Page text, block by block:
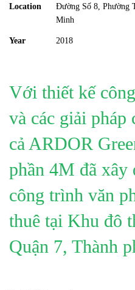
Location
Đường Số 8, Phường
Minh
Year 2018
Với thiết kế
và các giải pháp
cả ARDOR
phần 4M đã xây
công trình văn
thuê tại Khu đô
Quận 7, Thành